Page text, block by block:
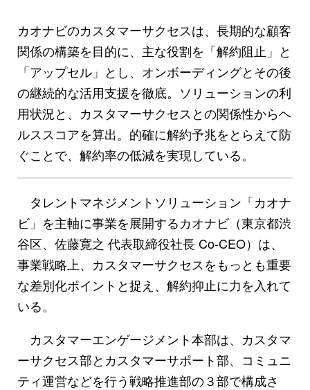
カオナビのカスタマーサクセスは、長期的な顧客
関係の構築を目的に、主な役割を「解約阻止」と
「アップセル」とし、オンボーディングとその後
の継続的な活用支援を徹底。ソリューションの利
用状況と、カスタマーサクセスとの関係性からヘ
ルススコアを算出。的確に解約予兆をとらえて防
ぐことで、解約率の低減を実現している。
タレントマネジメントソリューション「カオナ
ビ」を主軸に事業を展開するカオナビ（東京都渋
谷区、佐藤寛之 代表取締役社長 Co-CEO）は、
事業戦略上、カスタマーサクセスをもっとも重要
な差別化ポイントと捉え、解約抑止に力を入れて
いる。
カスタマーエンゲージメント本部は、カスタマ
ーサクセス部とカスタマーサポート部、コミュニ
ティ運営などを行う戦略推進部の３部で構成さ